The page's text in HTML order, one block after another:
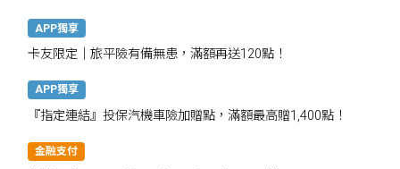
APP獨享
卡友限定│旅平險有備無患，滿額再送120點！
APP獨享
『指定連結』投保汽機車險加贈點，滿額最高贈1,400點！
金融支付